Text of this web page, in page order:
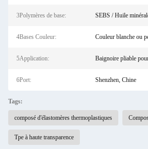
3Polymères de base: SEBS / Huile
4Bases Couleur: Couleur blanche ou
5Application: Baignoire pliable
6Port: Shenzhen, Chine
Tags:
composé d'élastomères thermoplastiques
Tpe à haute transparence